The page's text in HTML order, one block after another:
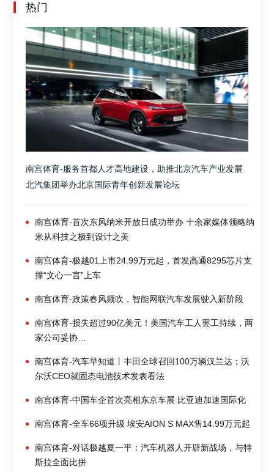
热门
南宫体育-服务首都人才高地建设，助推北京汽车产业发展
北汽集团举办北京国际青年创新发展论坛
南宫体育-首次东风纳米开放日成功举办 十余家媒体领略纳
米从科技之极到设计之美
南宫体育-极越01上市24.99万元起，首发高通8295芯片支
撑“文心一言”上车
南宫体育-政策春风频吹，智能网联汽车发展驶入新阶段
南宫体育-损失超过90亿美元！美国汽车工人罢工持续，两
家公司妥协…
南宫体育-汽车早知道丨丰田全球召回100万辆汉兰达；沃
尔沃CEO就固态电池技术发表看法
南宫体育-中国车企首次亮相东京车展 比亚迪加速国际化
南宫体育-全车66项升级 埃安AION S MAX售14.99万元起
南宫体育-对话极越夏一平：汽车机器人开辟新战场，与特
斯拉全面比拼